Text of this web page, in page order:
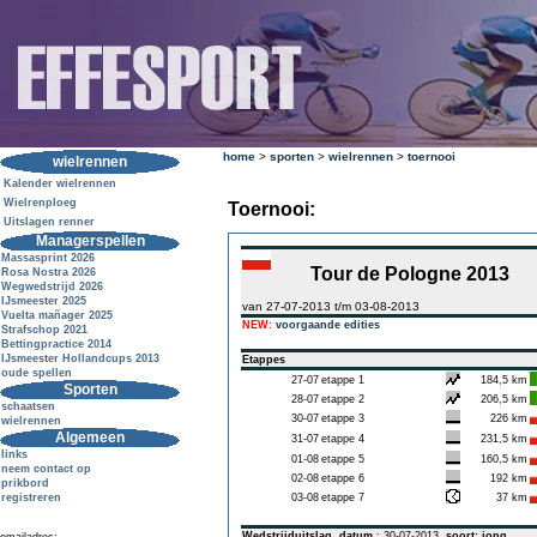
wielrennen
Kalender wielrennen
Wielrenploeg
Uitslagen renner
Managerspellen
Massasprint 2026
Rosa Nostra 2026
Wegwedstrijd 2026
IJsmeester 2025
Vuelta mañager 2025
Strafschop 2021
Bettingpractice 2014
IJsmeester Hollandcups 2013
oude spellen
Sporten
schaatsen
wielrennen
Algemeen
links
neem contact op
prikbord
registreren
home > sporten > wielrennen > toernooi
Toernooi:
Tour de Pologne 2013
van 27-07-2013 t/m 03-08-2013
NEW: voorgaande edities
Etappes
27-07 etappe 1
184,5 km
28-07 etappe 2
206,5 km
30-07 etappe 3
226 km
31-07 etappe 4
231,5 km
01-08 etappe 5
160,5 km
02-08 etappe 6
192 km
03-08 etappe 7 37 km